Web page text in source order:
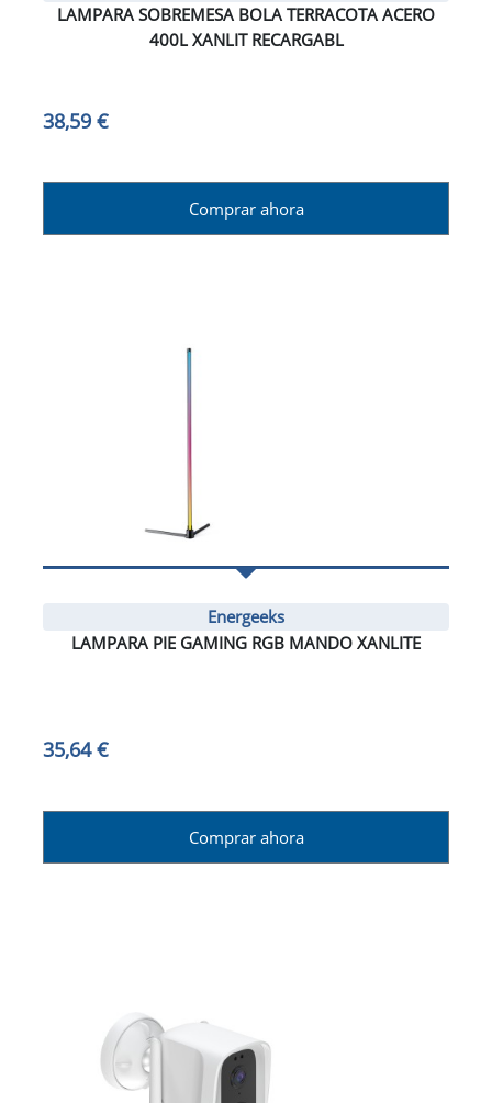
LAMPARA SOBREMESA BOLA TERRACOTA ACERO
400L XANLIT RECARGABL
38,59 €
Comprar ahora
Energeeks
LAMPARA PIE GAMING RGB MANDO XANLITE
35,64 €
Comprar ahora